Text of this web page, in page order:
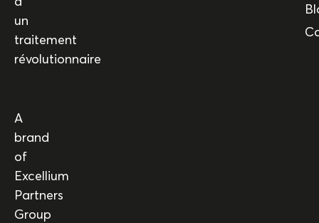
un
traitement
révolutionnaire
A
brand
of
Excellium
Partners
Group